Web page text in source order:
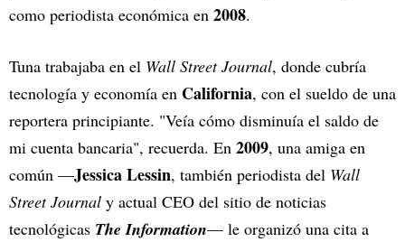
como periodista económica en 2008.
Tuna trabajaba en el Wall Street Journal, donde cubría
tecnología y economía en California, con el sueldo de una
reportera principiante. "Veía cómo disminuía el saldo de
mi cuenta bancaria", recuerda. En 2009, una amiga en
común —Jessica Lessin, también periodista del Wall
Street Journal y actual CEO del sitio de noticias
tecnológicas The Information— le organizó una cita a